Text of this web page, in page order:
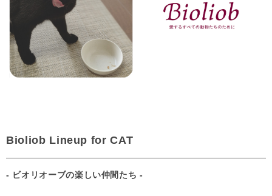
Bioliob Lineup for CAT
- ビオリオーブの楽しい仲間たち -